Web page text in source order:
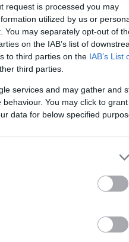
request is processed you may
utilized by us or
You may separately opt-out of
on the IAB’s list of
to third parties on the IAB’s List
third parties.
services and may gather and
You may click to
data for below specified
bizottság
Már
A